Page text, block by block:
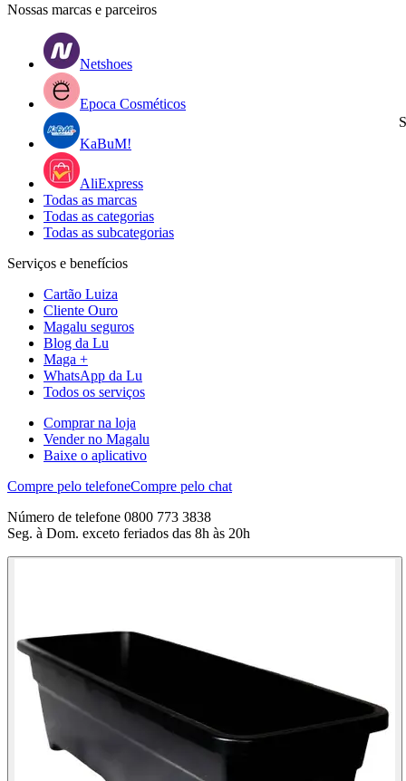
Nossas marcas e parceiros
Netshoes
Epoca Cosméticos
KaBuM!
AliExpress
Todas as marcas
Todas as categorias
Todas as subcategorias
Serviços e benefícios
Cartão Luiza
Cliente Ouro
Magalu seguros
Blog da Lu
Maga +
WhatsApp da Lu
Todos os serviços
Comprar na loja
Vender no Magalu
Baixe o aplicativo
Compre pelo telefoneCompre pelo chat
Número de telefone 0800 773 3838
Seg. à Dom. exceto feriados das 8h às 20h